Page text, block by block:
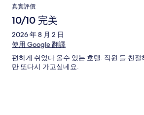
真實評價
10/10 完美
2026 年 8 月 2 日
使用 Google 翻譯
편하게 쉬었다 올수 있는 호텔. 직원 들 친
만 또다시 가고싶네요.